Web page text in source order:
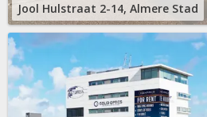
Jool Hulstraat 2-14, Almere Stad